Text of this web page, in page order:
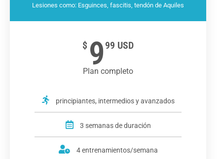
Lesiones como: Esguinces, fascitis, tendón de Aquiles
$ 9 99 USD
Plan completo
principiantes, intermedios y avanzados
3 semanas de duración
4 entrenamientos/semana